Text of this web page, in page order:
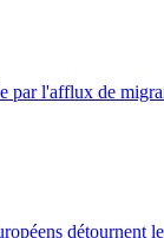
par l'afflux de
détournent